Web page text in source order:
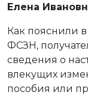
Елена
Как пояснили
ФСЗН,
сведения о
влекущих
пособия или